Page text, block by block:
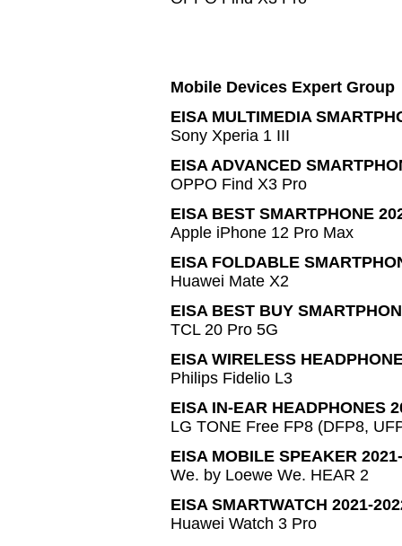
Mobile Devices Expert Group
EISA MULTIMEDIA
Sony Xperia 1 III
EISA ADVANCED
OPPO Find X3 Pro
EISA BEST SMARTPHONE
Apple iPhone 12 Pro Max
EISA FOLDABLE
Huawei Mate X2
EISA BEST BUY
TCL 20 Pro 5G
EISA WIRELESS
Philips Fidelio L3
EISA IN-EAR HEADPHONES
LG TONE Free FP8 (DFP8,
EISA MOBILE SPEAKER
We. by Loewe We. HEAR 2
EISA SMARTWATCH 2021-
Huawei Watch 3 Pro